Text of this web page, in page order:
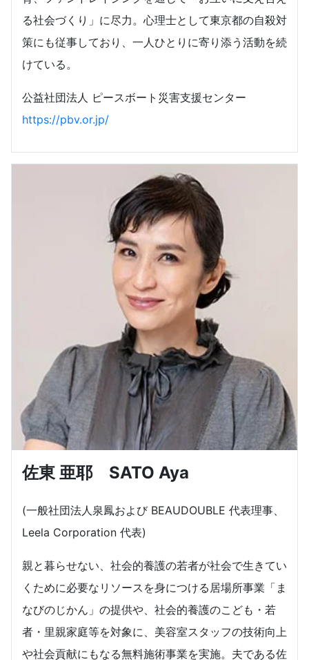
る社会づくり」に尽力。心理士として東京都の自殺対
策にも従事しており、一人ひとりに寄り添う活動を続
けている。
公益社団法人 ピースボート災害支援センター
https://pbv.or.jp/
佐東 亜耶 SATO Aya
(一般社団法人泉鳳および BEAUDOUBLE 代表理事、
Leela Corporation 代表)
親と暮らせない、社会的養護の若者が社会で生きてい
くために必要なリソースを身につける居場所事業「ま
なびのじかん」の提供や、社会的養護のこども・若
者・里親家庭等を対象に、美容室スタッフの技術向上
や社会貢献にもなる無料施術事業を実施。夫である佐